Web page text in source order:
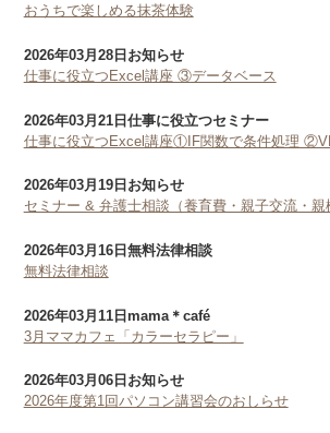
おうちで楽しめる抹茶体験
2026年03月28日 お知らせ
仕事に役立つExcel講座 ③データベース
2026年03月21日仕事に役立つセミナー
仕事に役立つExcel講座①IF関数で条件処理
2026年03月19日 お知らせ
セミナー & 弁護士相談（養育費・親子交流・親
2026年03月16日 無料法律相談
無料法律相談
2026年03月11日mama＊café
3月ママカフェ「カラーセラピー」
2026年03月06日 お知らせ
2026年度第1回パソコン講習会のおしらせ